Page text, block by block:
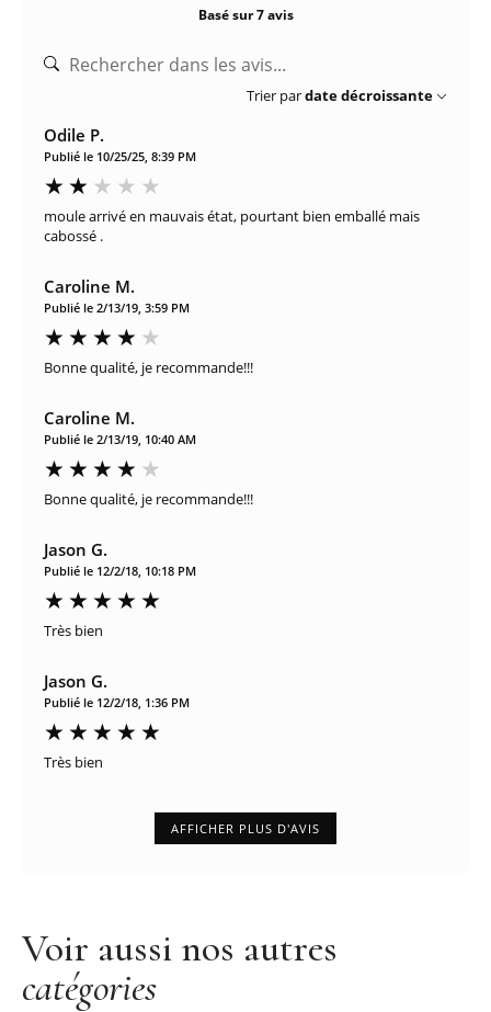
Basé sur 7 avis
Trier pardate décroissante
Odile P.
Publié le 10/25/25, 8:39 PM
moule arrivé en mauvais état, pourtant bien emballé mais
cabossé .
Caroline M.
Publié le 2/13/19, 3:59 PM
Bonne qualité, je recommande!!!
Caroline M.
Publié le 2/13/19, 10:40 AM
Bonne qualité, je recommande!!!
Jason G.
Publié le 12/2/18, 10:18 PM
Très bien
Jason G.
Publié le 12/2/18, 1:36 PM
Très bien
AFFICHER PLUS D'AVIS
Voir aussi nos autres
catégories